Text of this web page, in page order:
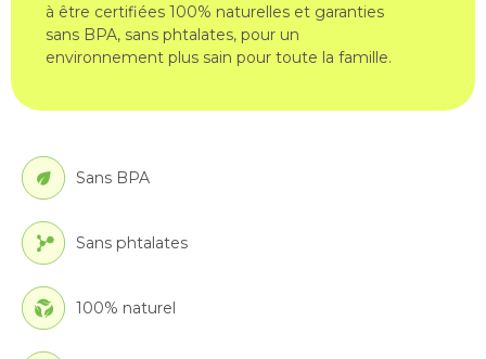
à être certifiées 100% naturelles et garanties
sans BPA, sans phtalates, pour un
environnement plus sain pour toute la famille.
Sans BPA
Sans phtalates
100% naturel